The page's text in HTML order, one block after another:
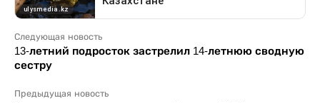
Следующая новость
13-летний подросток застрелил 14-летнюю сводную
сестру
Предыдущая новость